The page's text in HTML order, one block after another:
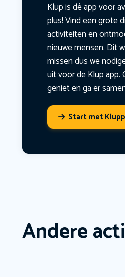
Klup is dé app voor
plus! Vind een grote
activiteiten en
nieuwe mensen. Dit
missen dus we
uit voor de Klup app.
geniet en ga er
Start met
Andere